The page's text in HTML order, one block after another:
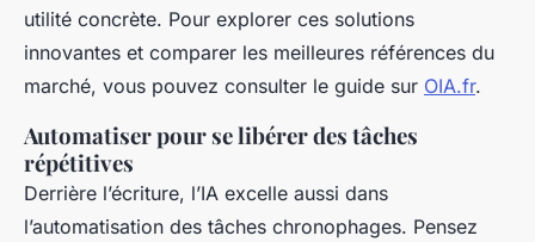
utilité concrète. Pour explorer ces solutions
innovantes et comparer les meilleures références du
marché, vous pouvez consulter le guide sur OIA.fr.
Automatiser pour se libérer des tâches
répétitives
Derrière l’écriture, l’IA excelle aussi dans
l’automatisation des tâches chronophages. Pensez